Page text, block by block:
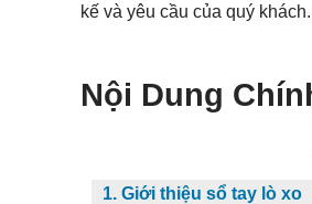
kế và yêu cầu của quý khách.
Nội Dung
1. Giới thiệu sổ tay lò xo